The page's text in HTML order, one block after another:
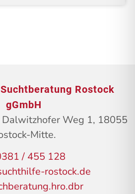
Rostock
gGmbH
Dalwitzhofer Weg 1, 18055
Mitte.
/ 455 128
rostock.de